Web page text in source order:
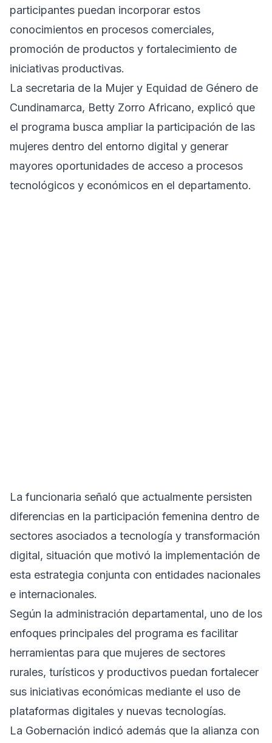
participantes puedan incorporar estos
conocimientos en procesos comerciales,
promoción de productos y fortalecimiento de
iniciativas productivas.
La secretaria de la Mujer y Equidad de Género de
Cundinamarca, Betty Zorro Africano, explicó que
el programa busca ampliar la participación de las
mujeres dentro del entorno digital y generar
mayores oportunidades de acceso a procesos
tecnológicos y económicos en el departamento.
La funcionaria señaló que actualmente persisten
diferencias en la participación femenina dentro de
sectores asociados a tecnología y transformación
digital, situación que motivó la implementación de
esta estrategia conjunta con entidades nacionales
e internacionales.
Según la administración departamental, uno de los
enfoques principales del programa es facilitar
herramientas para que mujeres de sectores
rurales, turísticos y productivos puedan fortalecer
sus iniciativas económicas mediante el uso de
plataformas digitales y nuevas tecnologías.
La Gobernación indicó además que la alianza con